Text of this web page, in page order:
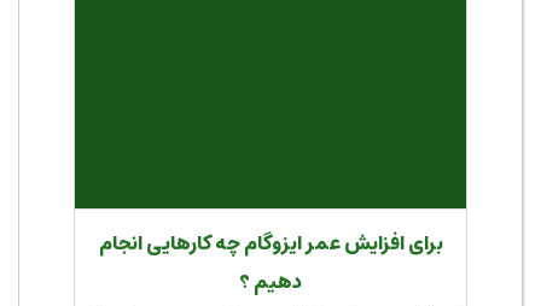
برای افزایش عمر ایزوگام چه کارهایی انجام
دهیم ؟